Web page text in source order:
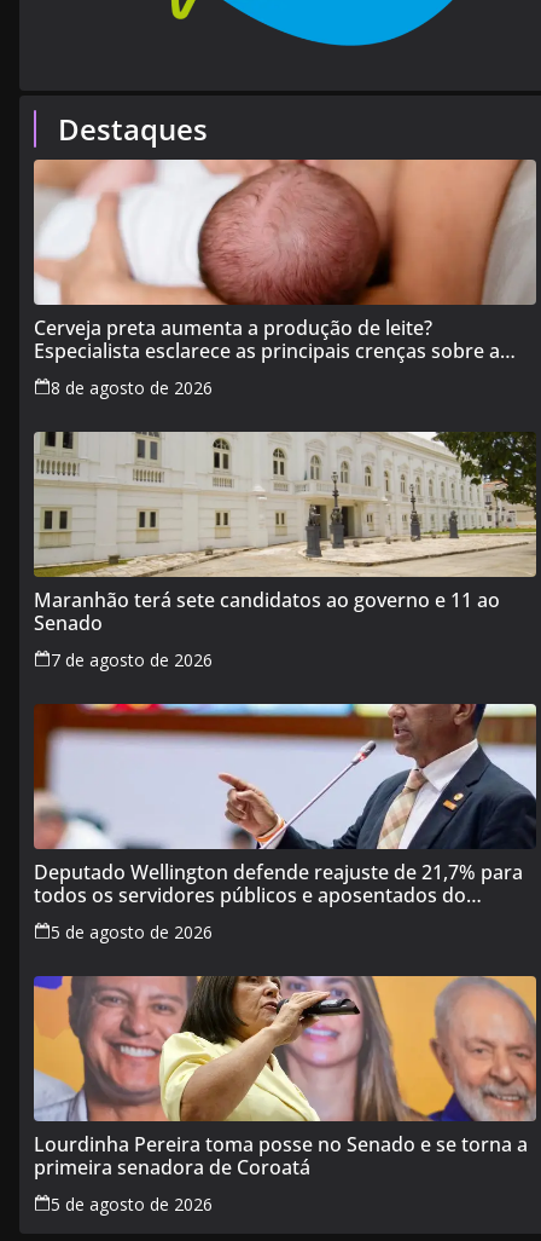
Destaques
Cerveja preta aumenta a produção de leite?
Especialista esclarece as principais crenças sobre a
alimentação durante a amamentação
8 de agosto de 2026
Maranhão terá sete candidatos ao governo e 11 ao
Senado
7 de agosto de 2026
Deputado Wellington defende reajuste de 21,7% para
todos os servidores públicos e aposentados do
Maranhão
5 de agosto de 2026
Lourdinha Pereira toma posse no Senado e se torna a
primeira senadora de Coroatá
5 de agosto de 2026